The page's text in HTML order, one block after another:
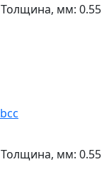
Толщина, мм: 0.55
Толщина, мм: 0.55